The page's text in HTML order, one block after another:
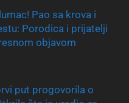
Pao sa krova i
Porodica i prijatelji
objavom
put progovorila o